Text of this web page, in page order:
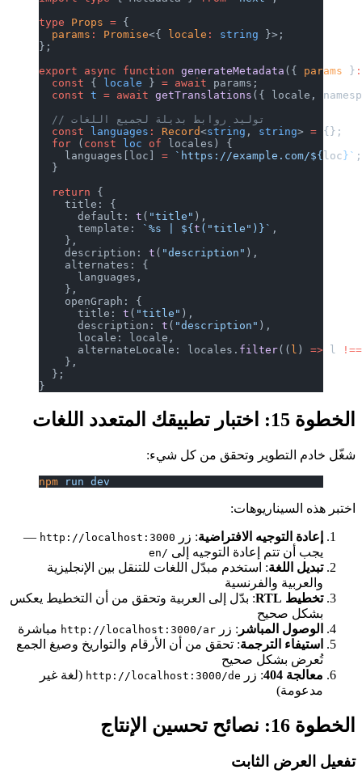
type Props = {
  params
Promise<{ locale string
}>;
};
export async function generateMetadata ({ params
}
  const
{ locale } await params;
  const
t = await getTranslations ({ locale,
  // توليد روابط بديلة لجميع اللغات
  const
languages Record<string , string > {};
  for
(const loc of
locales) {
    languages[loc]
`https://example.com/${ loc }`
  }
  return
{
    title: {
      default:
t ("title" ),
      template:
`%s | ${ t ("title" ) }`
    },
    description:
t ("description" ),
    alternates: {
      languages,
    },
    openGraph: {
      title:
t ("title" ),
      description:
t ("description" ),
      locale: locale,
      alternateLocale: locales.
filter (( l ) => l
    },
  };
الخطوة 15: اختبار تطبيقك المتعدد اللغات
شغّل خادم التطوير وتحقق من كل شيء:
npm run dev
اختبر هذه السيناريوهات:
إعادة التوجيه الافتراضية: زر http://localhost:3000
—
يجب أن تتم إعادة التوجيه إلى /en
تبديل اللغة: استخدم مبدّل اللغات للتنقل بين الإنجليزية
والعربية والفرنسية
تخطيط RTL
: بدّل إلى العربية وتحقق من أن التخطيط يعكس
بشكل صحيح
الوصول المباشر: زر http://localhost:3000/arمباشرة
استيفاء الترجمة: تحقق من أن الأرقام والتواريخ وصيغ الجمع
تُعرض بشكل صحيح
معالجة 404
: زر http://localhost:3000/de(لغة غير
مدعومة)
الخطوة 16: نصائح تحسين الإنتاج
تفعيل العرض الثابت